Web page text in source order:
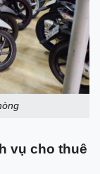
vụ cho thuê